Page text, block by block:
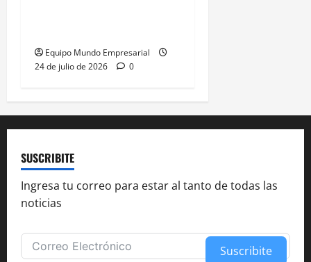
Equipo Mundo Empresarial
24 de julio de 2026
0
SUSCRIBITE
Ingresa tu correo para estar al tanto de todas las
noticias
Suscribite